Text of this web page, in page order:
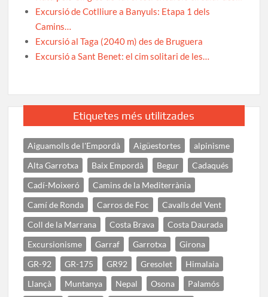
Excursió de Cotlliure a Banyuls: Etapa 1 dels
Camins…
Excursió al Taga (2040 m) des de Bruguera
Excursió a Sant Benet: el cim solitari de les…
Etiquetes més utilitzades
Aiguamolls de l'Empordà Aigüestortes
alpinisme
Alta Garrotxa
Baix Empordà Begur
Cadaqués
Cadí-Moixeró
Camins de la Mediterrània
Camí de Ronda
Carros de Foc
Cavalls del Vent
Coll de la Marrana
Costa Brava
Costa Daurada
Excursionisme
Garraf Garrotxa
Girona
GR-92
GR-175 GR92 Gresolet
Himalaia
Llançà
Muntanya Nepal Osona
Palamós